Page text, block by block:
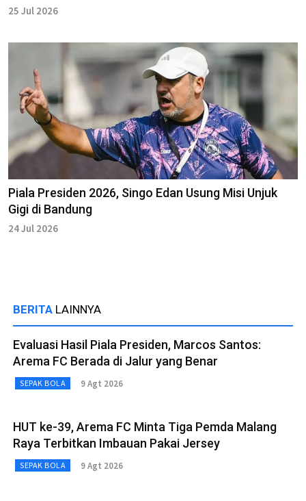
25 Jul 2026
Piala Presiden 2026, Singo Edan Usung Misi Unjuk
Gigi di Bandung
24 Jul 2026
BERITA LAINNYA
Evaluasi Hasil Piala Presiden, Marcos Santos:
Arema FC Berada di Jalur yang Benar
SEPAK BOLA 9 Agt 2026
HUT ke-39, Arema FC Minta Tiga Pemda Malang
Raya Terbitkan Imbauan Pakai Jersey
SEPAK BOLA 9 Agt 2026